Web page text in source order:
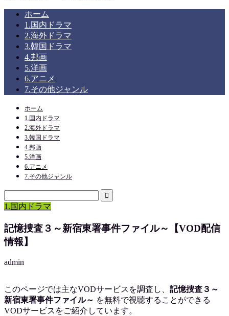
ホーム
1.国内ドラマ
2.海外ドラマ
3.韓国ドラマ
4.邦画
5.洋画
6.アニメ
7.その他ジャンル
ホーム
1.国内ドラマ
2.海外ドラマ
3.韓国ドラマ
4.邦画
5.洋画
6.アニメ
7.その他ジャンル
1.国内ドラマ
記憶捜査３～新宿東署事件ファイル～【VOD配信
情報】
admin
このページでは主なVODサービスを調査し、 記憶捜査３～
新宿東署事件ファイル～ を無料で視聴することができる
VODサービスをご紹介しています。